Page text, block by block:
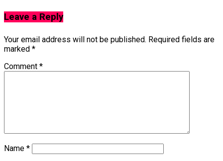
Leave a Reply
Your email address will not be published. Required fields are
marked *
Comment *
Name *